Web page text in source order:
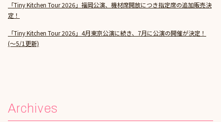
「Tiny Kitchen Tour 2026」福岡公演、機材席開放につき指定席の追加販売決
定！
「Tiny Kitchen Tour 2026」4月東京公演に続き、7月に公演の開催が決定！
(～5/1更新)
Archives